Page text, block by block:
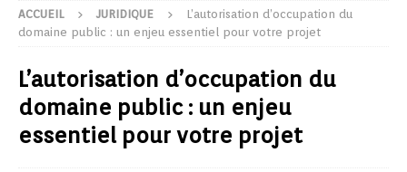
ACCUEIL JURIDIQUE
L’autorisation d’occupation du
domaine public : un enjeu essentiel pour votre projet
L’autorisation d’occupation du
domaine public : un enjeu
essentiel pour votre projet